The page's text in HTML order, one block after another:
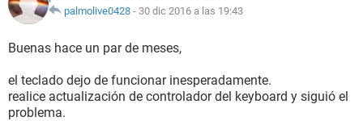
palmolive0428 - 30 dic 2016 a las 19:43
Buenas hace un par de meses,
el teclado dejo de funcionar inesperadamente.
realice actualización de controlador del keyboard y siguió el
problema.